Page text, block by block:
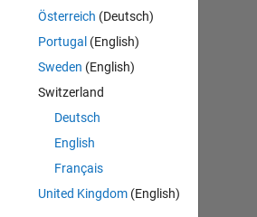
Österreich (Deutsch)
Portugal (English)
Sweden (English)
Switzerland
Deutsch
English
Français
United Kingdom (English)